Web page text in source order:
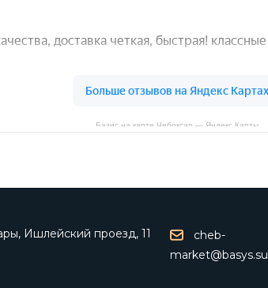
Базис на карте Чебоксар — Яндекс Карты
Ишлейский проезд, 11
cheb-
market@basys.su